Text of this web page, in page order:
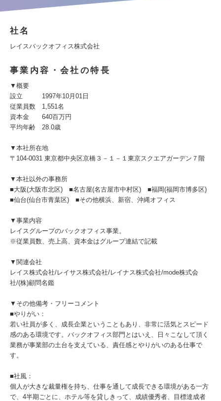
社名
レイスバックオフィス株式会社
事業内容・会社の特長
▼概要
設立 1997年10月01日
従業員数 1,551名
資本金 640百万円
平均年齢 28.0歳
▼本社所在地
〒104-0031 東京都中央区京橋３－１－１東京スクエアガーデン７階
▼本社以外の事務所
■大阪(大阪市北区) ■名古屋(名古屋市中村区) ■福岡(福岡市博多区)
■仙台(仙台市青葉区) ■その他横浜、新宿、沖縄オフィス
▼事業内容
レイスグループのバックオフィス事業。
※従業員数、売上高、資本金はグループ連結で記載
▼関連会社
レイス株式会社/レイサス株式会社/レイナス株式会社/mode株式会
社/(株)顧問名鑑
▼その他備考・フリーコメント
■やりがい：
若い社員が多く、成長企業ということもあり、非常に活気とスピード
感のある環境です。バックオフィス部門とはいえ、日々こなして頂く
業務が事業部の土台を支えている、責任感とやりがいのある仕事で
す。
■社風：
個人が大きな裁量権を持ち、仕事を通して成長できる環境がある一方
で、4半期ごとに、ホテル等を貸しきって、成績優秀者、目標達成者